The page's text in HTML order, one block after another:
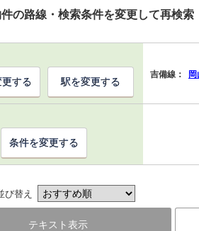
の路線・検索条件を変更して再検索
吉備線：
する 駅を変更する
条件を変更する
び替え
テキスト表示